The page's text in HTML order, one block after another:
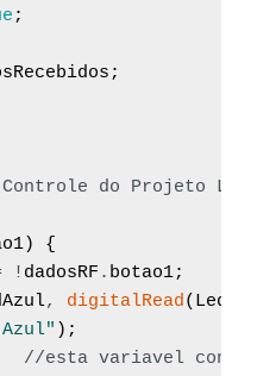
;
;
do Projeto
)
{
! dadosRF . botao1;
, digitalRead(
) ;
//esta variavel